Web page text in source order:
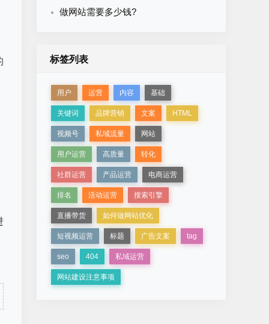
做网站需要多少钱?
标签列表
用户 运营 内容 基础
关键词 品牌营销 文案 HTML
视频号 私域流量 网站
用户运营 高质量 转化
社群运营 产品运营 电商运营
排名 活动运营 搜索引擎
直播带货 如何做网站优化
短视频运营 标题 广告文案 tag
seo 404 私域运营
网站建设注意事项